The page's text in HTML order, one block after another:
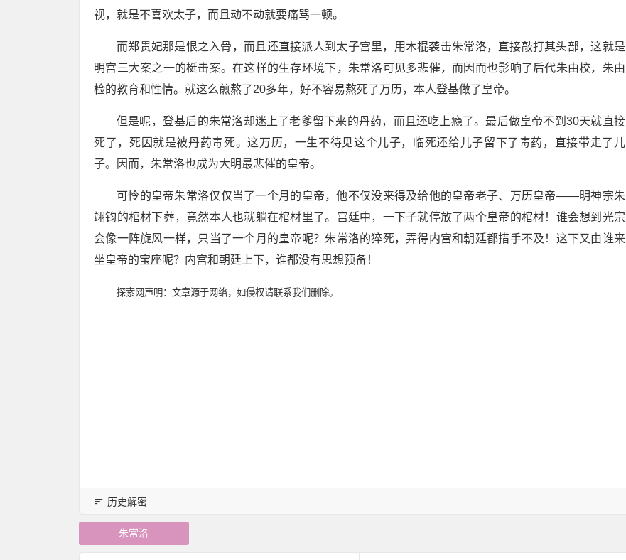
视，就是不喜欢太子，而且动不动就要痛骂一顿。
而郑贵妃那是恨之入骨，而且还直接派人到太子宫里，用木棍袭击朱常洛，直接敲打其头部，这就是
明宫三大案之一的梃击案。在这样的生存环境下，朱常洛可见多悲催，而因而也影响了后代朱由校，朱由
检的教育和性情。就这么煎熬了20多年，好不容易熬死了万历，本人登基做了皇帝。
但是呢，登基后的朱常洛却迷上了老爹留下来的丹药，而且还吃上瘾了。最后做皇帝不到30天就直接
死了，死因就是被丹药毒死。这万历，一生不待见这个儿子，临死还给儿子留下了毒药，直接带走了儿
子。因而，朱常洛也成为大明最悲催的皇帝。
可怜的皇帝朱常洛仅仅当了一个月的皇帝，他不仅没来得及给他的皇帝老子、万历皇帝——明神宗朱
翊钧的棺材下葬，竟然本人也就躺在棺材里了。宫廷中，一下子就停放了两个皇帝的棺材！谁会想到光宗
会像一阵旋风一样，只当了一个月的皇帝呢？朱常洛的猝死，弄得内宫和朝廷都措手不及！这下又由谁来
坐皇帝的宝座呢？内宫和朝廷上下，谁都没有思想预备！
探索网声明：文章源于网络，如侵权请联系我们删除。
历史解密
朱常洛